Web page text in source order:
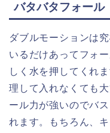
バタバタフォール
ダブルモーションは
いるだけあってフォ
しく水を押してくれ
理して入れなくても
ール力が強いのでバ
れます。もちろん、